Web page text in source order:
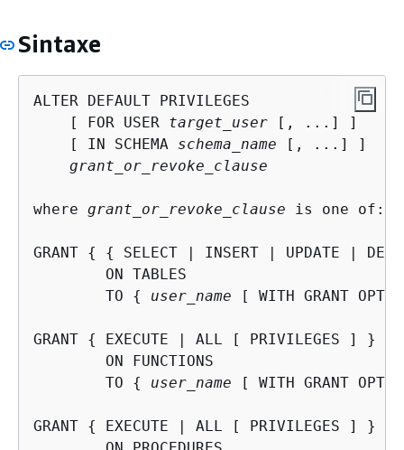
Sintaxe
ALTER DEFAULT PRIVILEGES
    [ FOR USER
target_user [, ...] ]
    [ IN SCHEMA
schema_name [, ...] ]
grant_or_revoke_clause
where grant_or_revoke_clause is one of:
GRANT { {
SELECT | INSERT | UPDATE |
	TO
{ user_name [ WITH GRANT
GRANT {
EXECUTE | ALL [ PRIVILEGES ] }
	TO
{ user_name [ WITH GRANT
GRANT {
EXECUTE | ALL [ PRIVILEGES ] }